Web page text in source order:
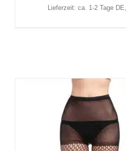
Lieferzeit: ca. 1-2 Tage